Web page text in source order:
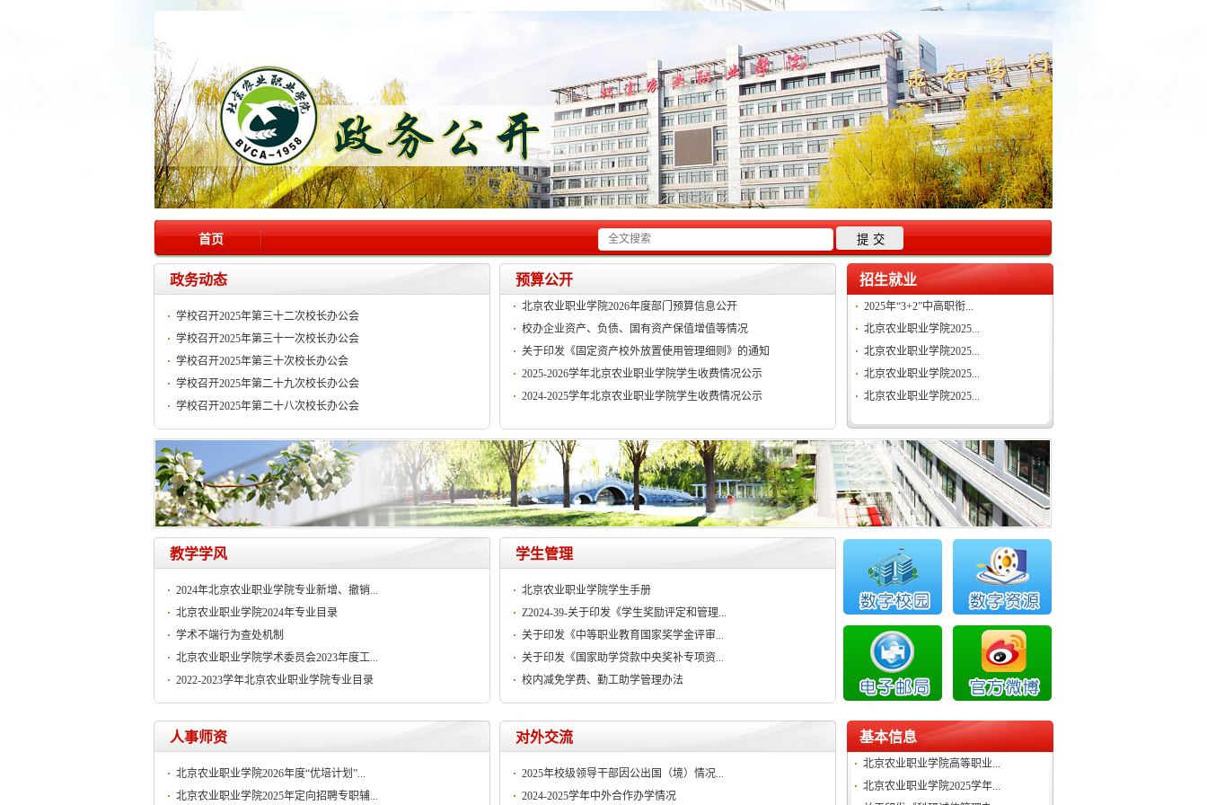
首页
政务动态
学校召开2025年第三十二次校长办公会
学校召开2025年第三十一次校长办公会
学校召开2025年第三十次校长办公会
学校召开2025年第二十九次校长办公会
学校召开2025年第二十八次校长办公会
预算公开
北京农业职业学院2026年度部门预算信息公开
校办企业资产、负债、国有资产保值增值等情况
关于印发《固定资产校外放置使用管理细则》的通知
2025-2026学年北京农业职业学院学生收费情况公示
2024-2025学年北京农业职业学院学生收费情况公示
招生就业
2025年“3+2”中高职衔...
北京农业职业学院2025...
北京农业职业学院2025...
北京农业职业学院2025...
北京农业职业学院2025...
教学学风
2024年北京农业职业学院专业新增、撤销...
北京农业职业学院2024年专业目录
学术不端行为查处机制
北京农业职业学院学术委员会2023年度工...
2022-2023学年北京农业职业学院专业目录
学生管理
北京农业职业学院学生手册
Z2024-39-关于印发《学生奖励评定和管理...
关于印发《中等职业教育国家奖学金评审...
关于印发《国家助学贷款中央奖补专项资...
校内减免学费、勤工助学管理办法
人事师资
北京农业职业学院2026年度“优培计划”...
北京农业职业学院2025年定向招聘专职辅...
对外交流
2025年校级领导干部因公出国（境）情况...
2024-2025学年中外合作办学情况
基本信息
北京农业职业学院高等职业...
北京农业职业学院2025学年...